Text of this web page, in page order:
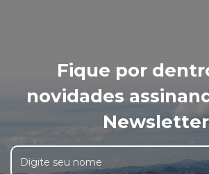
Fique por
novidades
Newsletter